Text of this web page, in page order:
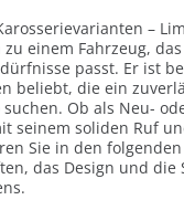
–
zu einem Fahrzeug,
passt. Er ist
beliebt, die ein
Ob als Neu-
seinem soliden Ruf
Sie in den
das Design und die